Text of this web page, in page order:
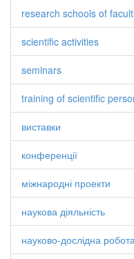
research schools of
scientific activities
seminars
training of scientific
виставки
конференції
міжнародні проекти
наукова діяльність
науково-дослідна